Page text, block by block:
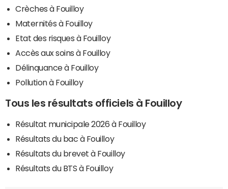
Crèches à Fouilloy
Maternités à Fouilloy
Etat des risques à Fouilloy
Accès aux soins à Fouilloy
Délinquance à Fouilloy
Pollution à Fouilloy
Tous les résultats officiels à Fouilloy
Résultat municipale 2026 à Fouilloy
Résultats du bac à Fouilloy
Résultats du brevet à Fouilloy
Résultats du BTS à Fouilloy